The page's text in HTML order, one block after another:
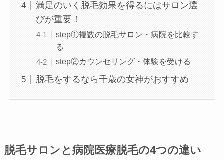
満足のいく脱毛効果を得るにはサロン選
びが重要！
step①複数の脱毛サロン・病院を比較す
る
step②カウンセリング・体験を受ける
脱毛をするなら千歳の女神がおすすめ
脱毛サロンと病院医療脱毛の4つの違い